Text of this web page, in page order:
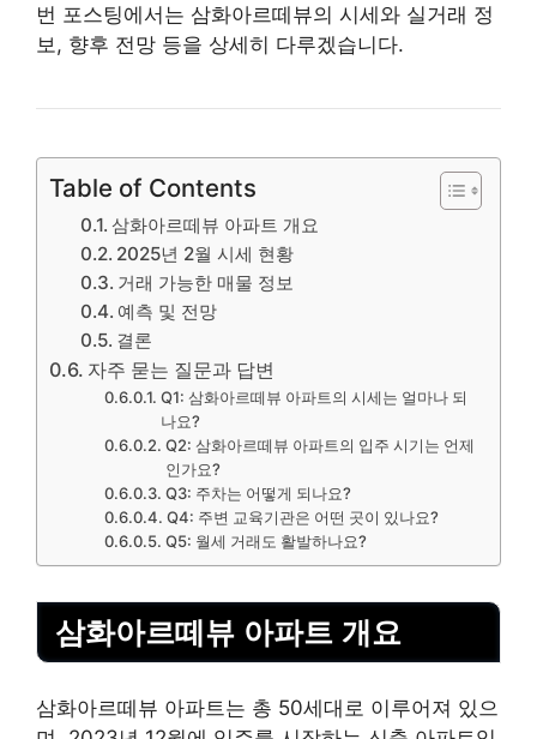
번 포스팅에서는 삼화아르떼뷰의 시세와 실거래 정
보, 향후 전망 등을 상세히 다루겠습니다.
Table of Contents
삼화아르떼뷰 아파트 개요
2025년 2월 시세 현황
거래 가능한 매물 정보
예측 및 전망
결론
자주 묻는 질문과 답변
Q1: 삼화아르떼뷰 아파트의 시세는 얼마나 되
나요?
Q2: 삼화아르떼뷰 아파트의 입주 시기는 언제
인가요?
Q3: 주차는 어떻게 되나요?
Q4: 주변 교육기관은 어떤 곳이 있나요?
Q5: 월세 거래도 활발하나요?
삼화아르떼뷰 아파트 개요
삼화아르떼뷰 아파트는 총 50세대로 이루어져 있으